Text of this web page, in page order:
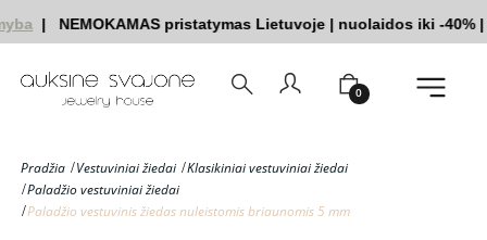
| NEMOKAMAS pristatymas Lietuvoje| nuolaidos iki -40%||
0
Pradžia Vestuviniai žiedai
Klasikiniai vestuviniai žiedai
Paladžio vestuviniai žiedai
Paladžio vestuvinis žiedas nuleistomis briaunomis 5 mm